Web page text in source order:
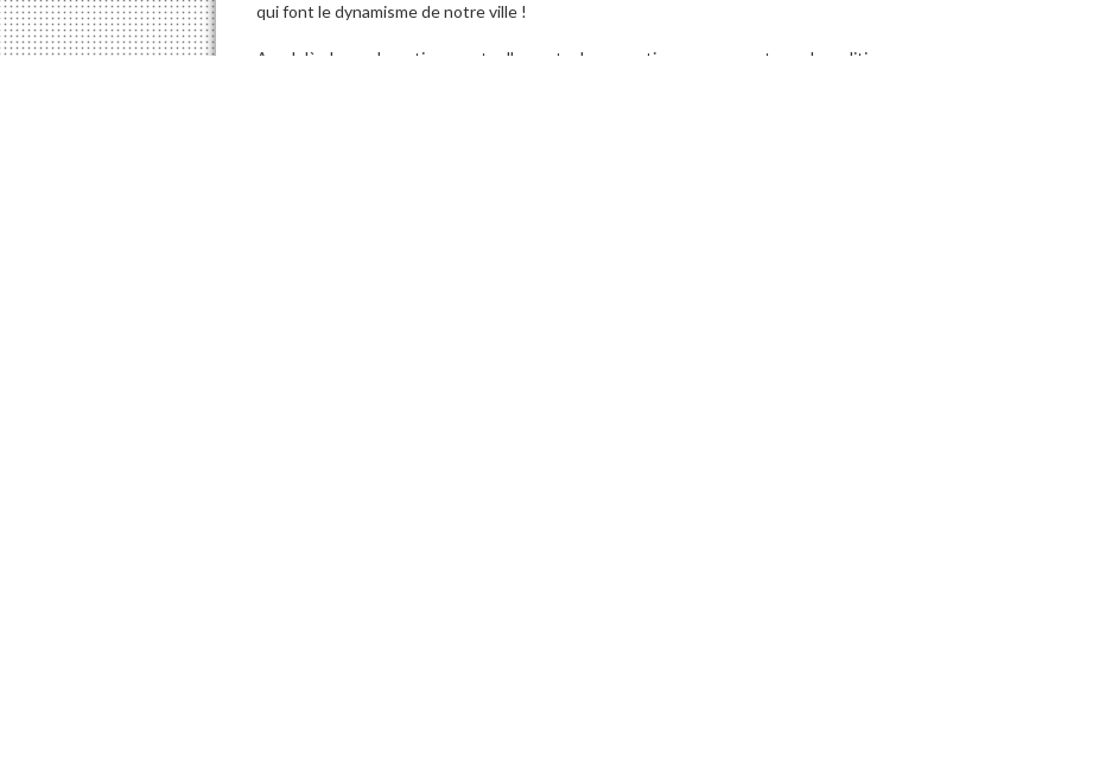
qui font le dynamisme de notre ville !
Au delà des subventions, actuellement, des questions se posent sur la politique